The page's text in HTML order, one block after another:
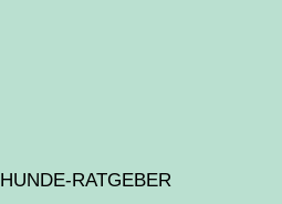
HUNDE-RATGEBER